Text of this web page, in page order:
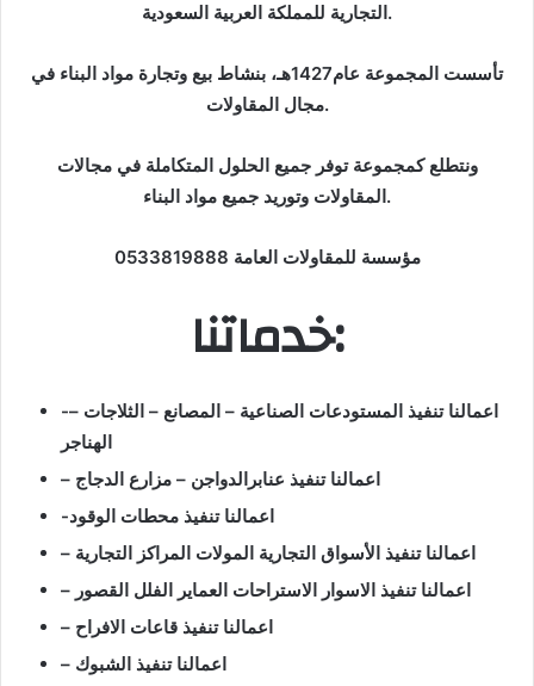
التجارية للمملكة العربية السعودية.
تأسست المجموعة عام1427هـ، بنشاط بيع وتجارة مواد البناء في
مجال المقاولات.
ونتطلع كمجموعة توفر جميع الحلول المتكاملة في مجالات
المقاولات وتوريد جميع مواد البناء.
مؤسسة للمقاولات العامة 0533819888
خدماتنا:
-اعمالنا تنفيذ المستودعات الصناعية – المصانع – الثلاجات –
الهناجر
– اعمالنا تنفيذ عنابرالدواجن – مزارع الدجاج
-اعمالنا تنفيذ محطات الوقود
– اعمالنا تنفيذ الأسواق التجارية المولات المراكز التجارية
– اعمالنا تنفيذ الاسوار الاستراحات العماير الفلل القصور
– اعمالنا تنفيذ قاعات الافراح
– اعمالنا تنفيذ الشبوك